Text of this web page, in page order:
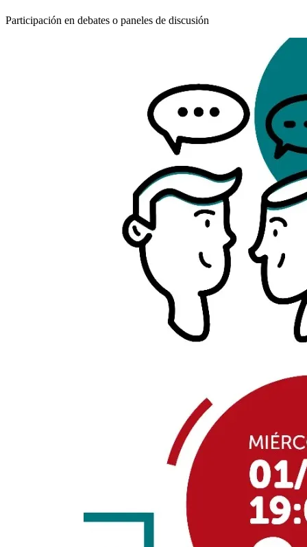
Participación en debates o paneles de discusión